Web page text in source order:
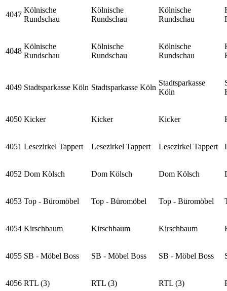
4047
Kölnische
Rundschau
Kölnische
Rundschau
Kölnische
Rundschau
4048
Kölnische
Rundschau
Kölnische
Rundschau
Kölnische
Rundschau
4049 Stadtsparkasse Köln Stadtsparkasse Köln
Stadtsparkasse
Köln
4050 Kicker Kicker Kicker
4051 Lesezirkel Tappert Lesezirkel Tappert Lesezirkel Tappert
4052 Dom Kölsch Dom Kölsch Dom Kölsch
4053 Top - Büromöbel Top - Büromöbel Top - Büromöbel
4054 Kirschbaum Kirschbaum Kirschbaum
4055 SB - Möbel Boss SB - Möbel Boss SB - Möbel Boss
4056 RTL (3) RTL (3) RTL (3)